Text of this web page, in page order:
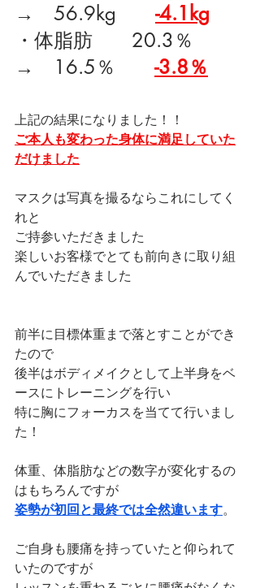
→　56.9kg -4.1kg
・体脂肪　　20.3％
→　16.5％ -3.8％
上記の結果になりました！！
ご本人も変わった身体に満足していた
だけました
マスクは写真を撮るならこれにしてく
れと
ご持参いただきました
楽しいお客様でとても前向きに取り組
んでいただきました
前半に目標体重まで落とすことができ
たので
後半はボディメイクとして上半身をベ
ースにトレーニングを行い
特に胸にフォーカスを当てて行いまし
た！
体重、体脂肪などの数字が変化するの
はもちろんですが
姿勢が初回と最終では全然違います。
ご自身も腰痛を持っていたと仰られて
いたのですが